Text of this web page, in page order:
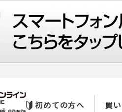
初めての方へ 買